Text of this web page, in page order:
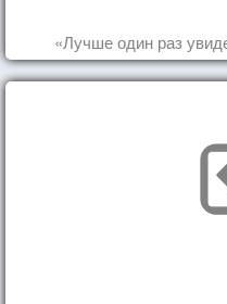
«Лучше один раз